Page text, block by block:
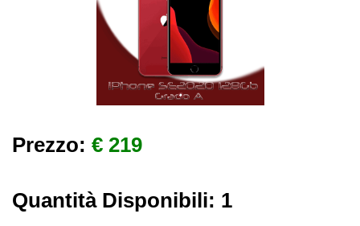
Prezzo: € 219
Quantità Disponibili: 1